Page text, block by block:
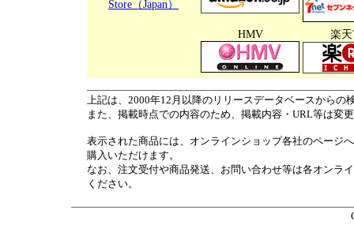
HMV 楽
上記は、2000年12月以降のリリースデータベースからの
また、掲載時点での内容のため、掲載内容・URL等は変
表示された商品には、オンラインショップ各社のページ
購入いただけます。
なお、注文受付や商品発送、お問い合わせ等は各オンラ
ください。